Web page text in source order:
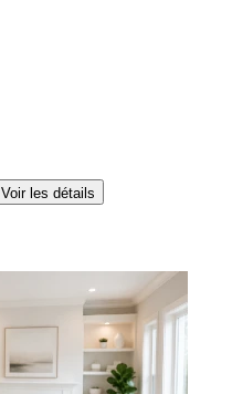
Voir les détails